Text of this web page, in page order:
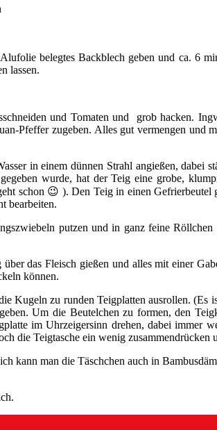
belegtes Backblech geben und ca. 6
lassen.
und Tomaten und grob hacken.
Pfeffer zugeben. Alles gut vermengen
in einem dünnen Strahl angießen,
wurde, hat der Teig eine grobe,
schon 😉 ). Den Teig in einen Gefrierbeutel
bearbeiten.
putzen und in ganz feine
das Fleisch gießen und alles mit einer
können.
zu runden Teigplatten ausrollen. (Es
Um die Beutelchen zu formen, den
im Uhrzeigersinn drehen, dabei immer
die Teigtasche ein wenig
kann man die Täschchen auch in